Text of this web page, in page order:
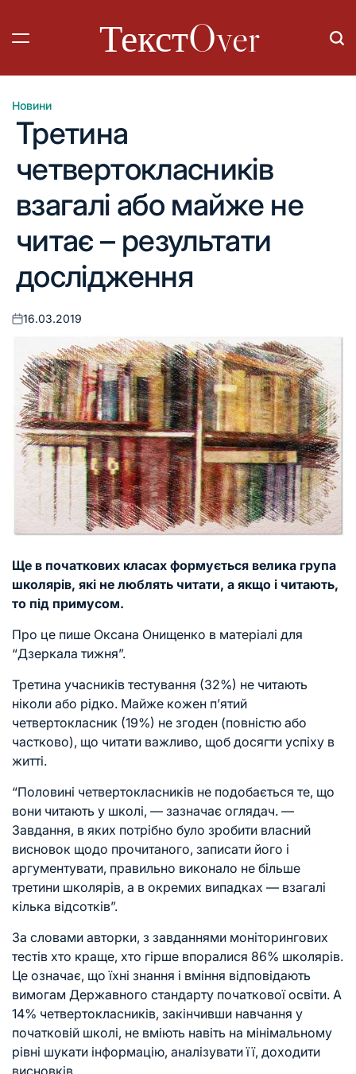
вмісту
ТекстOver
Опублікувати
Новини
Третина
четвертокласників
взагалі або майже не
читає – результати
дослідження
Оприлюднено
16.03.2019
Ще в початкових класах формується велика група
школярів, які не люблять читати, а якщо і читають,
то під примусом.
Про це пише Оксана Онищенко в матеріалі для
“Дзеркала тижня”.
Третина учасників тестування (32%) не читають
ніколи або рідко. Майже кожен п’ятий
четвертокласник (19%) не згоден (повністю або
частково), що читати важливо, щоб досягти успіху в
житті.
“Половині четвертокласників не подобається те, що
вони читають у школі, — зазначає оглядач. —
Завдання, в яких потрібно було зробити власний
висновок щодо прочитаного, записати його і
аргументувати, правильно виконало не більше
третини школярів, а в окремих випадках — взагалі
кілька відсотків”.
За словами авторки, з завданнями моніторингових
тестів хто краще, хто гірше впоралися 86% школярів.
Це означає, що їхні знання і вміння відповідають
вимогам Державного стандарту початкової освіти. А
14% четвертокласників, закінчивши навчання у
початковій школі, не вміють навіть на мінімальному
рівні шукати інформацію, аналізувати її, доходити
висновків.